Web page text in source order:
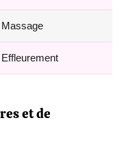
Massage
Effleurement
et de